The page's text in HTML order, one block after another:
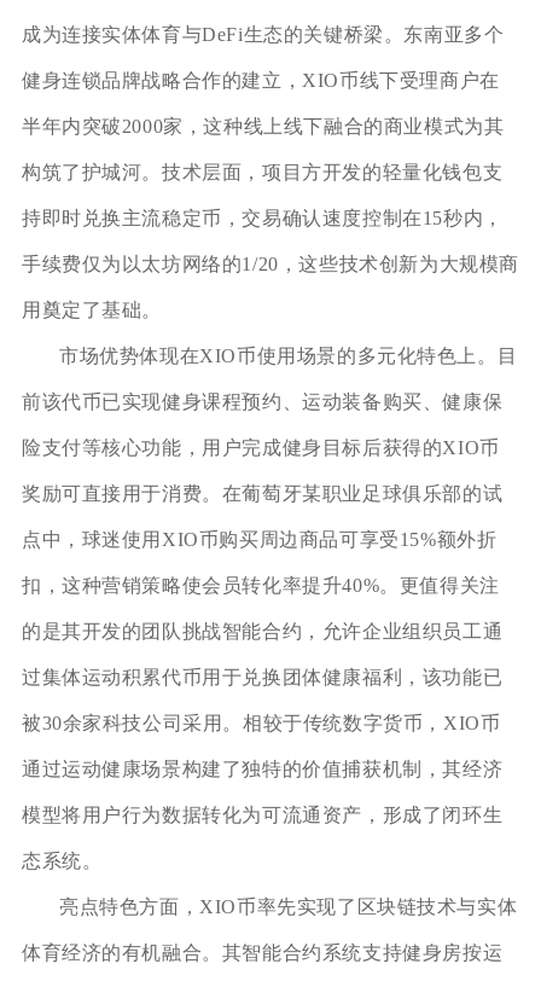
成为连接实体体育与DeFi生态的关键桥梁。东南亚多个
健身连锁品牌战略合作的建立，XIO币线下受理商户在
半年内突破2000家，这种线上线下融合的商业模式为其
构筑了护城河。技术层面，项目方开发的轻量化钱包支
持即时兑换主流稳定币，交易确认速度控制在15秒内，
手续费仅为以太坊网络的1/20，这些技术创新为大规模商
用奠定了基础。
市场优势体现在XIO币使用场景的多元化特色上。目
前该代币已实现健身课程预约、运动装备购买、健康保
险支付等核心功能，用户完成健身目标后获得的XIO币
奖励可直接用于消费。在葡萄牙某职业足球俱乐部的试
点中，球迷使用XIO币购买周边商品可享受15%额外折
扣，这种营销策略使会员转化率提升40%。更值得关注
的是其开发的团队挑战智能合约，允许企业组织员工通
过集体运动积累代币用于兑换团体健康福利，该功能已
被30余家科技公司采用。相较于传统数字货币，XIO币
通过运动健康场景构建了独特的价值捕获机制，其经济
模型将用户行为数据转化为可流通资产，形成了闭环生
态系统。
亮点特色方面，XIO币率先实现了区块链技术与实体
体育经济的有机融合。其智能合约系统支持健身房按运